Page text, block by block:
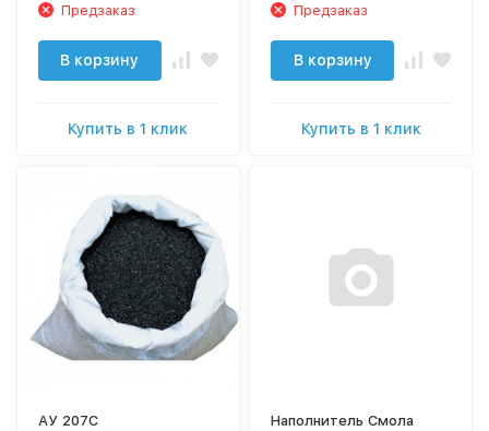
Предзаказ
В корзину
Купить в 1 клик
Предзаказ
В корзину
Купить в 1 клик
АУ 207C
Наполнитель Смола